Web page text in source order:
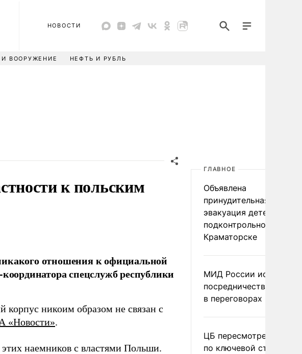
НОВОСТИ
ВООРУЖЕНИЕ НЕФТЬ И РУБЛЬ
к польским
отношения к официальной
спецслужб республики
корпус никоим образом не связан с
«Новости».
наемников с властями Польши.
ГЛАВНОЕ
Объявлена
принудительная
эвакуация детей в
подконтрольном Киеву
Краматорске
МИД России исключил
посредничество
в переговорах по
ЦБ пересмотрел
по ключевой ставке